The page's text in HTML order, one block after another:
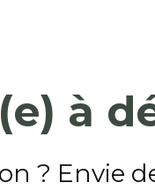
à
? Envie